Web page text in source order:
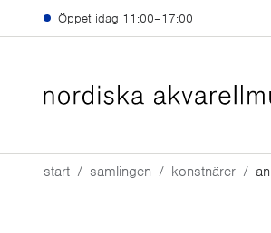
Hoppa till huvudinnehåll
Öppet idag 11:00–17:00
start samlingen konstnärer